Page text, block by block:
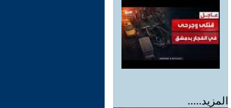
المزيد.....